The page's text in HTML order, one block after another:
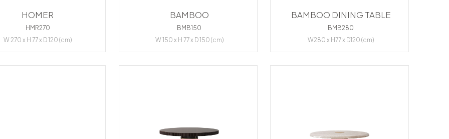
HOMER
HMR270
W 270 x H 77 x D 120 (cm)
BAMBOO
BMB150
W 150 x H 77 x D 150 (cm)
BAMBOO DINING TABLE
BMB280
W280 x H77 x D120 (cm)